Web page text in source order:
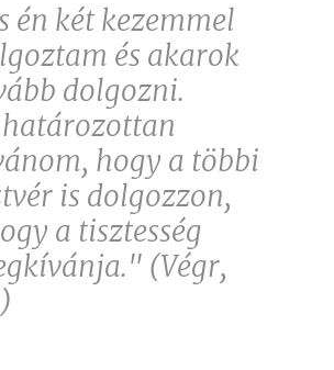
én két kezemmel
és akarok
dolgozni.
határozottan
hogy a többi
is dolgozzon,
a tisztesség
(Végr,